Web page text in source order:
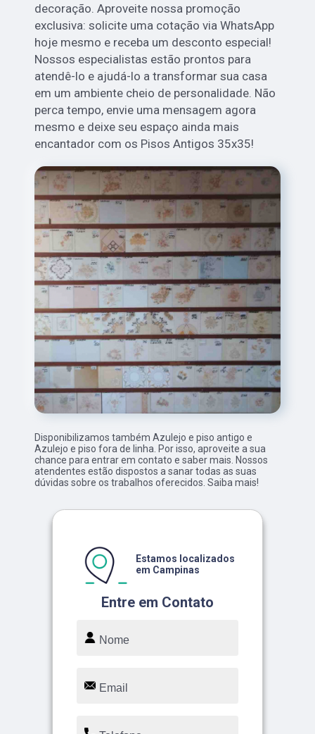
decoração. Aproveite nossa promoção
exclusiva: solicite uma cotação via WhatsApp
hoje mesmo e receba um desconto especial!
Nossos especialistas estão prontos para
atendê-lo e ajudá-lo a transformar sua casa
em um ambiente cheio de personalidade. Não
perca tempo, envie uma mensagem agora
mesmo e deixe seu espaço ainda mais
encantador com os Pisos Antigos 35x35!
Disponibilizamos também Azulejo e piso antigo e
Azulejo e piso fora de linha. Por isso, aproveite a sua
chance para entrar em contato e saber mais. Nossos
atendentes estão dispostos a sanar todas as suas
dúvidas sobre os trabalhos oferecidos. Saiba mais!
Entre em Contato
Estamos localizados
em Campinas